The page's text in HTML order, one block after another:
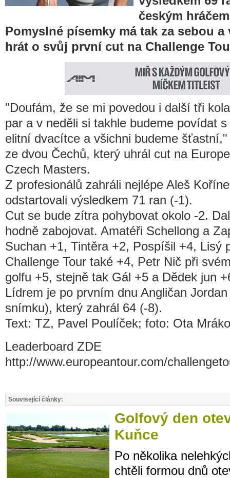
českým
Pomyslné písemky má tak za sebou
hrát o svůj první cut na Challenge
"Doufám, že se mi povedou i další tři
par a v neděli si takhle budeme povídat
elitní dvacítce a všichni budeme
ze dvou Čechů, který uhrál cut na
Czech Masters.
Z profesionálů zahráli nejlépe Aleš
odstartovali výsledkem 71 ran (-1).
Cut se bude zítra pohybovat okolo -2.
hodně zabojovat. Amatéři Schellong a
Suchan +1, Tintěra +2, Pospíšil +4, Lisý
Challenge Tour také +4, Petr Nič při
golfu +5, stejně tak Gál +5 a Dědek jun
Lídrem je po prvním dnu Angličan
snímku), který zahrál 64 (-8).
Text: TZ, Pavel Poulíček; foto: Ota
Leaderboard ZDE
http://www.europeantour.com/
Související články:
Golfový den
Kuňce
Po několika
chtěli formou dnů